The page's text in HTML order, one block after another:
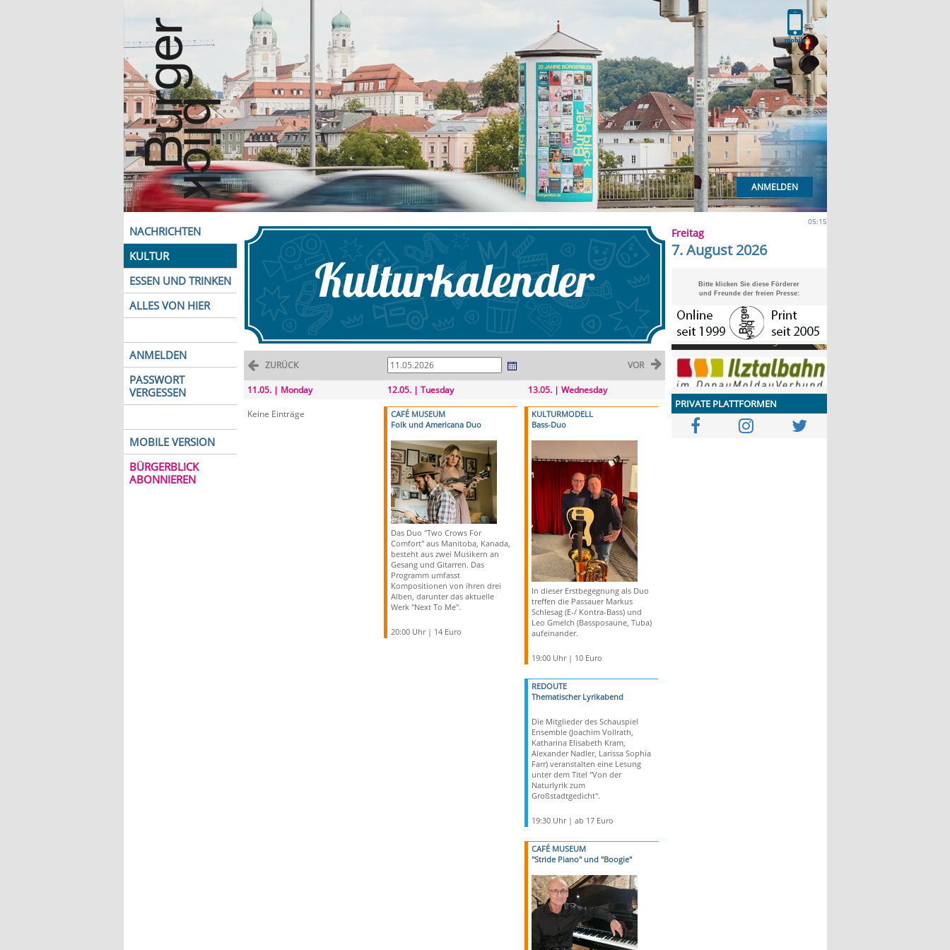
ANMELDEN
NACHRICHTEN
KULTUR
ESSEN UND TRINKEN
ALLES VON HIER
ANMELDEN
PASSWORT
VERGESSEN
MOBILE VERSION
BÜRGERBLICK
ABONNIEREN
ZURÜCK VOR
11.05. | Monday
Keine Einträge
12.05. | Tuesday
CAFÉ MUSEUM
Folk und Americana Duo
Das Duo "Two Crows For
Comfort" aus Manitoba, Kanada,
besteht aus zwei Musikern an
Gesang und Gitarren. Das
Programm umfasst
Kompositionen von ihren drei
Alben, darunter das aktuelle
Werk "Next To Me".
20:00 Uhr | 14 Euro
13.05. | Wednesday
KULTURMODELL
Bass-Duo
In dieser Erstbegegnung als Duo
treffen die Passauer Markus
Schlesag (E-/ Kontra-Bass) und
Leo Gmelch (Bassposaune, Tuba)
aufeinander.
19:00 Uhr | 10 Euro
REDOUTE
Thematischer Lyrikabend
Die Mitglieder des Schauspiel
Ensemble (Joachim Vollrath,
Katharina Elisabeth Kram,
Alexander Nadler, Larissa Sophia
Farr) veranstalten eine Lesung
unter dem Titel "Von der
Naturlyrik zum
Großstadtgedicht".
19:30 Uhr | ab 17 Euro
CAFÉ MUSEUM
"Stride Piano" und "Boogie"
05:15
Freitag
7. August 2026
Bitte klicken Sie diese Förderer
und Freunde der freien Presse:
PRIVATE PLATTFORMEN